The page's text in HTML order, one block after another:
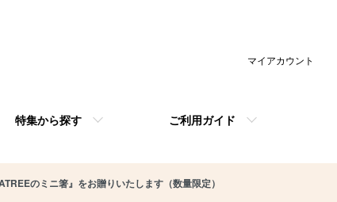
特集から探す ご利用ガイド
マイアカウント
のミニ箸』をお贈りいたします（数量限定）